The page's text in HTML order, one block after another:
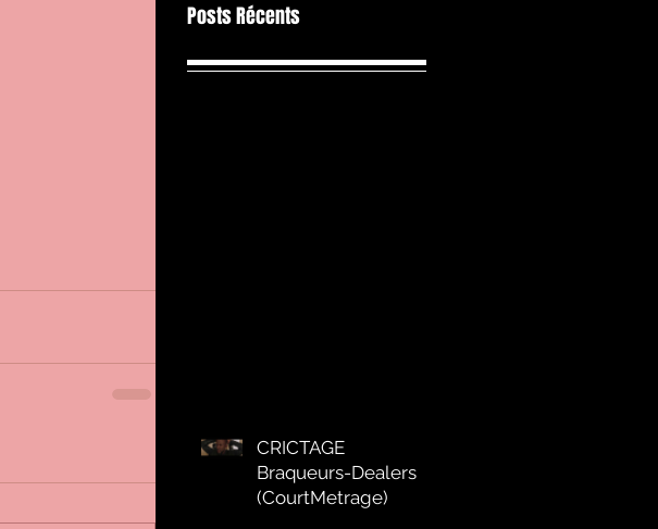
Posts Récents
CRICTAGE
Braqueurs-Dealers
(CourtMetrage)